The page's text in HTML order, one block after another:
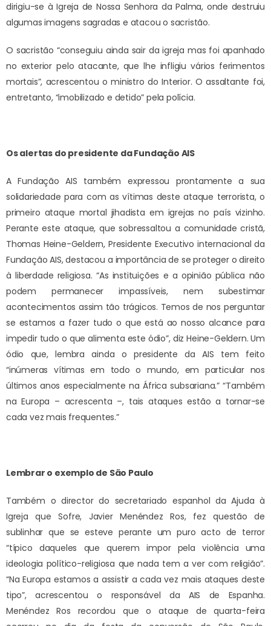
dirigiu-se à Igreja de Nossa Senhora da Palma, onde destruiu
algumas imagens sagradas e atacou o sacristão.
O sacristão “conseguiu ainda sair da igreja mas foi apanhado
no exterior pelo atacante, que lhe infligiu vários ferimentos
mortais”, acrescentou o ministro do Interior. O assaltante foi,
entretanto, “imobilizado e detido” pela polícia.
Os alertas do presidente da Fundação AIS
A Fundação AIS também expressou prontamente a sua
solidariedade para com as vítimas deste ataque terrorista, o
primeiro ataque mortal jihadista em igrejas no país vizinho.
Perante este ataque, que sobressaltou a comunidade cristã,
Thomas Heine-Geldern, Presidente Executivo internacional da
Fundação AIS, destacou a importância de se proteger o direito
à liberdade religiosa. “As instituições e a opinião pública não
podem permanecer impassíveis, nem subestimar
acontecimentos assim tão trágicos. Temos de nos perguntar
se estamos a fazer tudo o que está ao nosso alcance para
impedir tudo o que alimenta este ódio”, diz Heine-Geldern. Um
ódio que, lembra ainda o presidente da AIS tem feito
“inúmeras vítimas em todo o mundo, em particular nos
últimos anos especialmente na África subsariana.” “Também
na Europa – acrescenta –, tais ataques estão a tornar-se
cada vez mais frequentes.”
Lembrar o exemplo de São Paulo
Também o director do secretariado espanhol da Ajuda à
Igreja que Sofre, Javier Menéndez Ros, fez questão de
sublinhar que se esteve perante um puro acto de terror
“típico daqueles que querem impor pela violência uma
ideologia político-religiosa que nada tem a ver com religião”.
“Na Europa estamos a assistir a cada vez mais ataques deste
tipo”, acrescentou o responsável da AIS de Espanha.
Menéndez Ros recordou que o ataque de quarta-feira